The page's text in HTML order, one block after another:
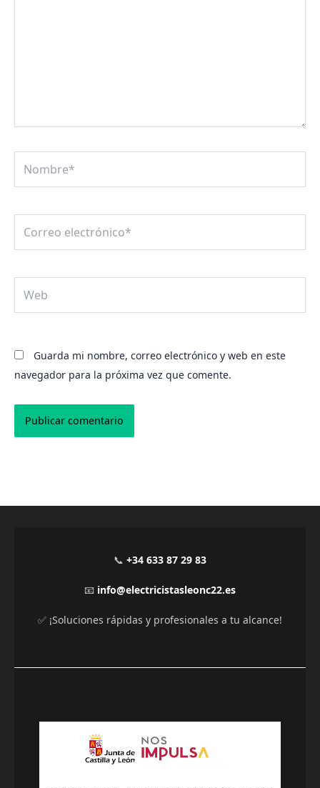
electrónico*
Guarda mi nombre, correo electrónico y web en este
navegador para la próxima vez que comente.
📞 +34 633 87 29 83
📧 info@electricistasleonc22.es
✅ ¡Soluciones rápidas y profesionales a tu alcance!